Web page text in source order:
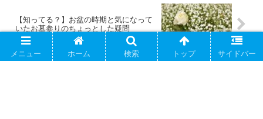
【知ってる？】お盆の時期と気になって
いたお墓参りのちょっとした疑問
メニュー ホーム 検索 トップ サイドバー